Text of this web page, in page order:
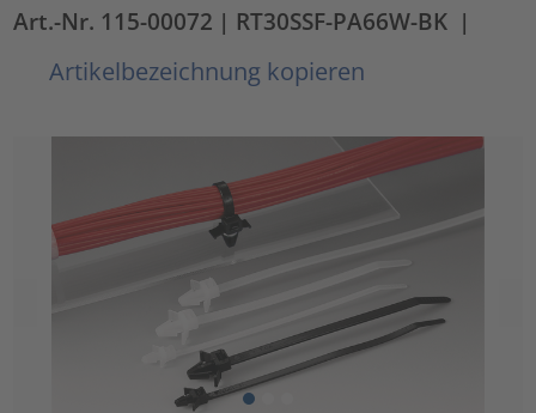
Art.-Nr. 115-00072 | RT30SSF-PA66W-BK |
Artikelbezeichnung kopieren